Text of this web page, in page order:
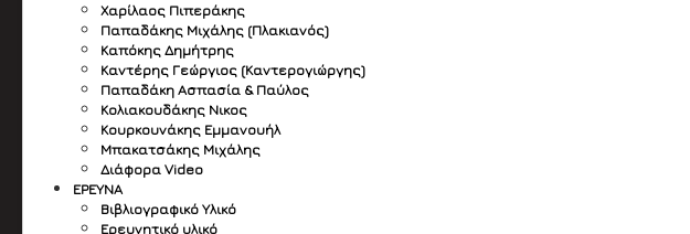
Χαρίλαος Πιπεράκης
Παπαδάκης Μιχάλης (Πλακιανός)
Καπόκης Δημήτρης
Καντέρης Γεώργιος (Καντερογιώργης)
Παπαδάκη Ασπασία & Παύλος
Κολιακουδάκης Νικος
Κουρκουνάκης Εμμανουήλ
Μπακατσάκης Μιχάλης
Διάφορα Video
ΈΡΕΥΝΑ
Βιβλιογραφικό Υλικό
Ερευνητικό υλικό